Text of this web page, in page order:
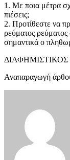
1. Με ποια μέτρα
πιέσεις;
2. Προτίθεστε να
ρεύματος
σημαντικά ο
Αναπαραγωγή